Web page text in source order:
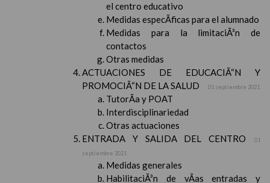
el centro educativo
Medidas especÃ­ficas para el alumnado
Medidas para la limitaciÃ³n de
contactos
Otras medidas
ACTUACIONES DE EDUCACIÃ“N Y
PROMOCIÃ“N DE LA SALUD
01 septiembre 2021
TutorÃ­a y POAT
Interdisciplinariedad
Otras actuaciones
ENTRADA Y SALIDA DEL CENTRO
01
septiembre 2021
Medidas generales
HabilitaciÃ³n de vÃ­as entradas y